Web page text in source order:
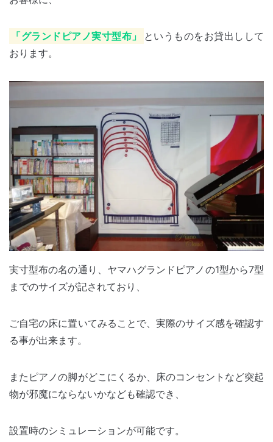
「グランドピアノ実寸型布」
というものをお貸出しして
おります。
実寸型布の名の通り、ヤマハグランドピアノの1型から7型
までのサイズが記されており、
ご自宅の床に置いてみることで、実際のサイズ感を確認す
る事が出来ます。
またピアノの脚がどこにくるか、床のコンセントなど突起
物が邪魔にならないかなども確認でき、
設置時のシミュレーションが可能です。